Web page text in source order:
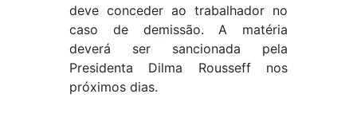
deve conceder ao trabalhador no
caso de demissão. A matéria
deverá ser sancionada pela
Presidenta Dilma Rousseff nos
próximos dias.